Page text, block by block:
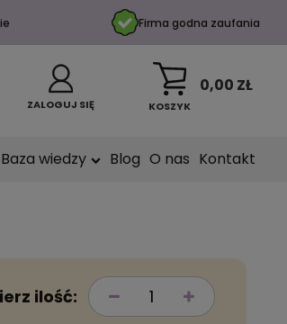
Firma godna zaufania
ZALOGUJ SIĘ KOSZYK
0,00 ZŁ
Baza wiedzy Blog O nas Kontakt
ilość: